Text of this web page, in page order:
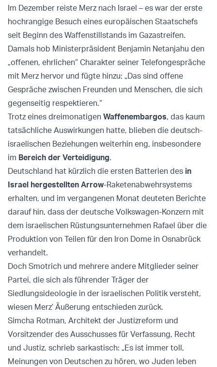
Im Dezember reiste Merz nach Israel – es war der erste
hochrangige Besuch eines europäischen Staatschefs
seit Beginn des Waffenstillstands im Gazastreifen.
Damals hob Ministerpräsident Benjamin Netanjahu den
„offenen, ehrlichen“ Charakter seiner Telefongespräche
mit Merz hervor und fügte hinzu: „Das sind offene
Gespräche zwischen Freunden und Menschen, die sich
gegenseitig respektieren.“
Trotz eines dreimonatigen Waffenembargos, das kaum
tatsächliche Auswirkungen hatte, blieben die deutsch-
israelischen Beziehungen weiterhin eng, insbesondere
im Bereich der Verteidigung.
Deutschland hat kürzlich die ersten Batterien des in
Israel hergestellten Arrow-Raketenabwehrsystems
erhalten, und im vergangenen Monat deuteten Berichte
darauf hin, dass der deutsche Volkswagen-Konzern mit
dem israelischen Rüstungsunternehmen Rafael über die
Produktion von Teilen für den Iron Dome in Osnabrück
verhandelt.
Doch Smotrich und mehrere andere Mitglieder seiner
Partei, die sich als führender Träger der
Siedlungsideologie in der israelischen Politik versteht,
wiesen Merz’ Äußerung entschieden zurück.
Simcha Rotman, Architekt der Justizreform und
Vorsitzender des Ausschusses für Verfassung, Recht
und Justiz, schrieb sarkastisch: „Es ist immer toll,
Meinungen von Deutschen zu hören, wo Juden leben